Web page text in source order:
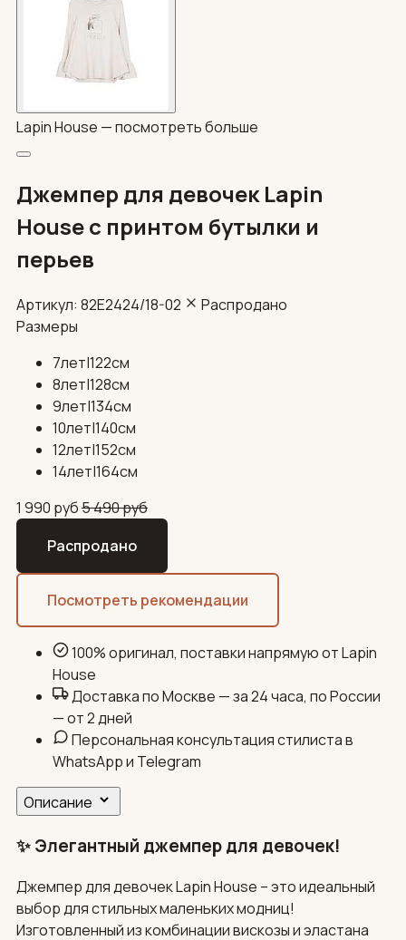
Lapin House —посмотреть больше
Джемпер для девочек Lapin
House с принтом бутылки и
перьев
Артикул: 82E2424/18-02
Распродано
Размеры
7лет|122см
8лет|128см
9лет|134см
10лет|140см
12лет|152см
14лет|164см
1 990 руб5 490руб
Распродано
Посмотреть рекомендации
100% оригинал, поставки напрямую от Lapin
House
Доставка по Москве — за 24 часа, по России
— от 2 дней
Персональная консультация стилиста в
WhatsApp и Telegram
Описание
✨ Элегантный джемпер для девочек!
Джемпер для девочек Lapin House – это идеальный
выбор для стильных маленьких модниц!
Изготовленный из комбинации вискозы и эластана